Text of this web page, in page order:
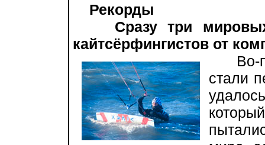
Рекорды
Сразу три мировых
кайтсёрфингистов от
Во-
стали